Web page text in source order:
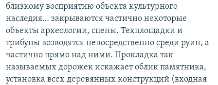
близкому восприятию объекта культурного
наследия… закрываются частично некоторые
объекты археологии, сцены. Техплощадки и
трибуны возводятся непосредственно среди руин, а
частично прямо над ними. Прокладка так
называемых дорожек искажает облик памятника,
установка всех деревянных конструкций (входная